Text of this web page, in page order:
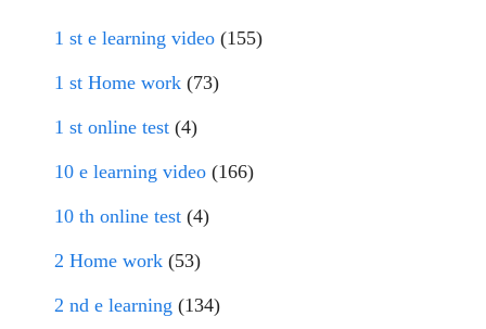
1 st e learning video (155)
1 st Home work (73)
1 st online test (4)
10 e learning video (166)
10 th online test (4)
2 Home work (53)
2 nd e learning (134)